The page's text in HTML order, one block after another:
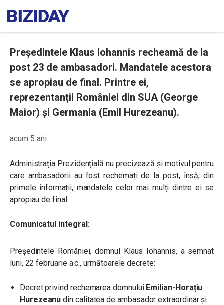
Președintele Klaus Iohannis recheamă de la
post 23 de ambasadori. Mandatele acestora
se apropiau de final. Printre ei,
reprezentanții României din SUA (George
Maior) și Germania (Emil Hurezeanu).
acum 5 ani
Administrația Prezidențială nu precizează și motivul pentru
care ambasadorii au fost rechemați de la post, însă, din
primele informații, mandatele celor mai mulți dintre ei se
apropiau de final.
Comunicatul integral:
Președintele României, domnul Klaus Iohannis, a semnat
luni, 22 februarie a.c., următoarele decrete:
Decret privind rechemarea domnului Emilian-Horațiu
Hurezeanu din calitatea de ambasador extraordinar și